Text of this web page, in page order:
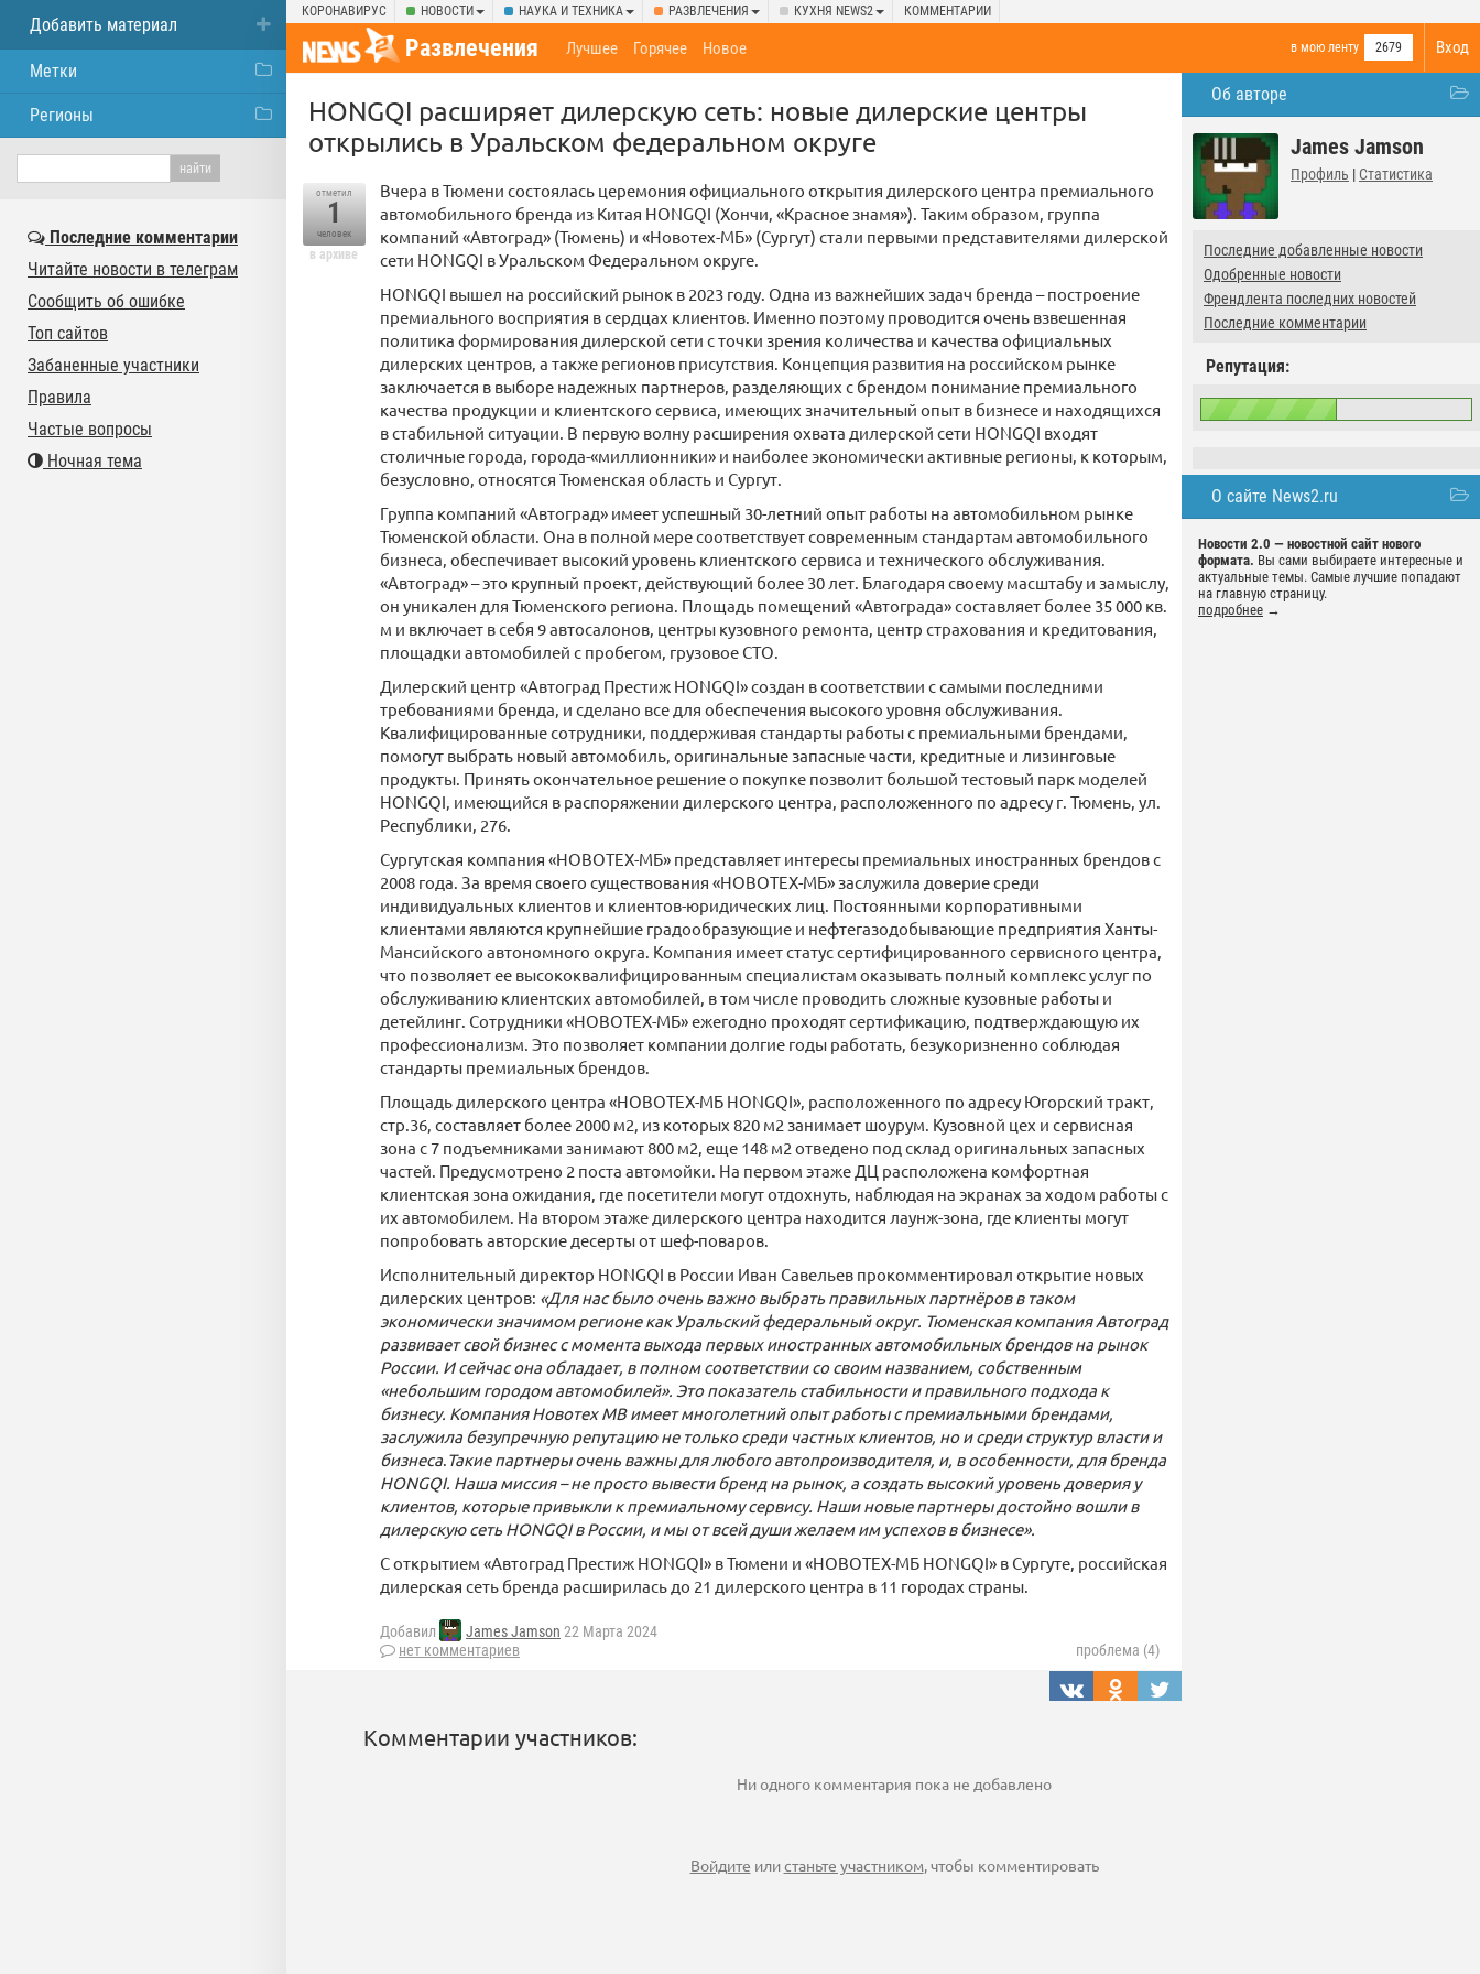
КОРОНАВИРУС НОВОСТИ НАУКА И ТЕХНИКА РАЗВЛЕЧЕНИЯ КУХНЯ NEWS2 КОММЕНТАРИИ
Вход
Развлечения в мою ленту 2679
Лучшее Горячее Новое
Об авторе
James Jamson
Профиль | Статистика
Последние добавленные новости
Одобренные новости
Френдлента последних новостей
Последние комментарии
Репутация:
О сайте News2.ru
Новости 2.0 — новостной сайт нового
формата. Вы сами выбираете интересные и
актуальные темы. Самые лучшие попадают
на главную страницу.
подробнее →
HONGQI расширяет дилерскую сеть: новые дилерские центры
открылись в Уральском федеральном округе
отметил
1
человек
в архиве
Вчера в Тюмени состоялась церемония официального открытия дилерского центра премиального
автомобильного бренда из Китая HONGQI (Хончи, «Красное знамя»). Таким образом, группа
компаний «Автоград» (Тюмень) и «Новотех-МБ» (Сургут) стали первыми представителями дилерской
сети HONGQI в Уральском Федеральном округе.
HONGQI вышел на российский рынок в 2023 году. Одна из важнейших задач бренда – построение
премиального восприятия в сердцах клиентов. Именно поэтому проводится очень взвешенная
политика формирования дилерской сети с точки зрения количества и качества официальных
дилерских центров, а также регионов присутствия. Концепция развития на российском рынке
заключается в выборе надежных партнеров, разделяющих с брендом понимание премиального
качества продукции и клиентского сервиса, имеющих значительный опыт в бизнесе и находящихся
в стабильной ситуации. В первую волну расширения охвата дилерской сети HONGQI входят
столичные города, города-«миллионники» и наиболее экономически активные регионы, к которым,
безусловно, относятся Тюменская область и Сургут.
Группа компаний «Автоград» имеет успешный 30-летний опыт работы на автомобильном рынке
Тюменской области. Она в полной мере соответствует современным стандартам автомобильного
бизнеса, обеспечивает высокий уровень клиентского сервиса и технического обслуживания.
«Автоград» – это крупный проект, действующий более 30 лет. Благодаря своему масштабу и замыслу,
он уникален для Тюменского региона. Площадь помещений «Автограда» составляет более 35 000 кв.
м и включает в себя 9 автосалонов, центры кузовного ремонта, центр страхования и кредитования,
площадки автомобилей с пробегом, грузовое СТО.
Дилерский центр «Автоград Престиж HONGQI» создан в соответствии с самыми последними
требованиями бренда, и сделано все для обеспечения высокого уровня обслуживания.
Квалифицированные сотрудники, поддерживая стандарты работы с премиальными брендами,
помогут выбрать новый автомобиль, оригинальные запасные части, кредитные и лизинговые
продукты. Принять окончательное решение о покупке позволит большой тестовый парк моделей
HONGQI, имеющийся в распоряжении дилерского центра, расположенного по адресу г. Тюмень, ул.
Республики, 276.
Сургутская компания «НОВОТЕХ-МБ» представляет интересы премиальных иностранных брендов с
2008 года. За время своего существования «НОВОТЕХ-МБ» заслужила доверие среди
индивидуальных клиентов и клиентов-юридических лиц. Постоянными корпоративными
клиентами являются крупнейшие градообразующие и нефтегазодобывающие предприятия Ханты-
Мансийского автономного округа. Компания имеет статус сертифицированного сервисного центра,
что позволяет ее высококвалифицированным специалистам оказывать полный комплекс услуг по
обслуживанию клиентских автомобилей, в том числе проводить сложные кузовные работы и
детейлинг. Сотрудники «НОВОТЕХ-МБ» ежегодно проходят сертификацию, подтверждающую их
профессионализм. Это позволяет компании долгие годы работать, безукоризненно соблюдая
стандарты премиальных брендов.
Площадь дилерского центра «НОВОТЕХ-МБ HONGQI», расположенного по адресу Югорский тракт,
стр.36, составляет более 2000 м2, из которых 820 м2 занимает шоурум. Кузовной цех и сервисная
зона с 7 подъемниками занимают 800 м2, еще 148 м2 отведено под склад оригинальных запасных
частей. Предусмотрено 2 поста автомойки. На первом этаже ДЦ расположена комфортная
клиентская зона ожидания, где посетители могут отдохнуть, наблюдая на экранах за ходом работы с
их автомобилем. На втором этаже дилерского центра находится лаунж-зона, где клиенты могут
попробовать авторские десерты от шеф-поваров.
Исполнительный директор HONGQI в России Иван Савельев прокомментировал открытие новых
дилерских центров: «Для нас было очень важно выбрать правильных партнёров в таком
экономически значимом регионе как Уральский федеральный округ. Тюменская компания Автоград
развивает свой бизнес с момента выхода первых иностранных автомобильных брендов на рынок
России. И сейчас она обладает, в полном соответствии со своим названием, собственным
«небольшим городом автомобилей». Это показатель стабильности и правильного подхода к
бизнесу. Компания Новотех МВ имеет многолетний опыт работы с премиальными брендами,
заслужила безупречную репутацию не только среди частных клиентов, но и среди структур власти и
бизнеса.Такие партнеры очень важны для любого автопроизводителя, и, в особенности, для бренда
HONGQI. Наша миссия – не просто вывести бренд на рынок, а создать высокий уровень доверия у
клиентов, которые привыкли к премиальному сервису. Наши новые партнеры достойно вошли в
дилерскую сеть HONGQI в России, и мы от всей души желаем им успехов в бизнесе».
С открытием «Автоград Престиж HONGQI» в Тюмени и «НОВОТЕХ-МБ HONGQI» в Сургуте, российская
дилерская сеть бренда расширилась до 21 дилерского центра в 11 городах страны.
Добавил James Jamson 22 Марта 2024
нет комментариев
проблема (4)
Комментарии участников:
Ни одного комментария пока не добавлено
Войдите илистаньте участником, чтобы комментировать
Добавить материал
Метки
Регионы
Последние комментарии
Читайте новости в телеграм
Сообщить об ошибке
Топ сайтов
Забаненные участники
Правила
Частые вопросы
Ночная тема